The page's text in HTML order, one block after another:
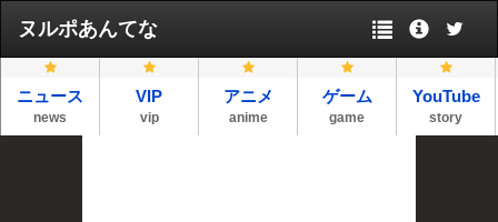
ヌルポあんてな
ニュース
news
VIP
vip
アニメ
anime
ゲーム
game
YouTube
story